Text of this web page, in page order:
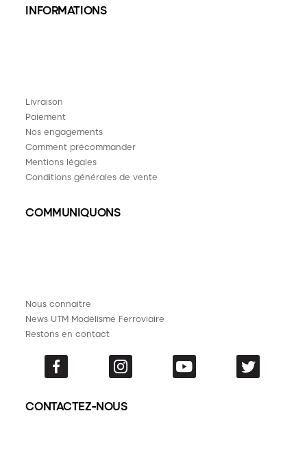
INFORMATIONS
Livraison
Paiement
Nos engagements
Comment précommander
Mentions légales
Conditions générales de vente
COMMUNIQUONS
Nous connaitre
News UTM Modélisme Ferroviaire
Restons en contact
CONTACTEZ-NOUS